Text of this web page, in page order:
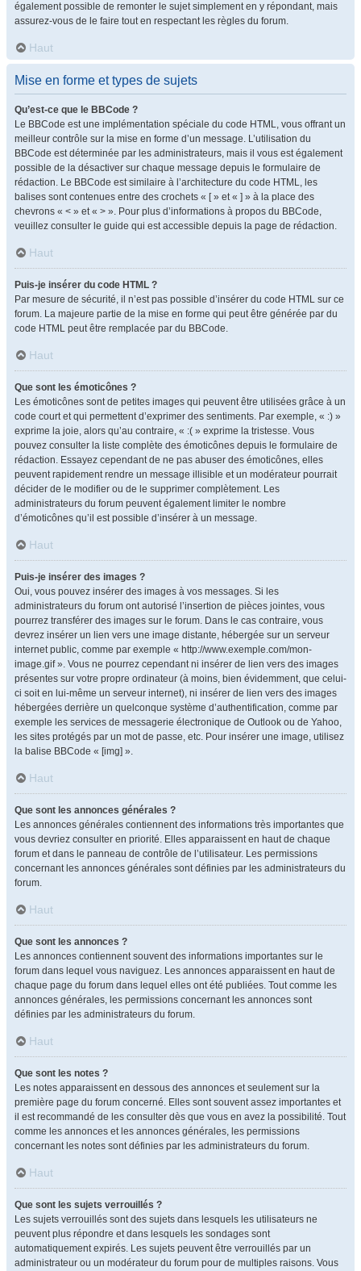
également possible de remonter le sujet simplement en y répondant, mais
assurez-vous de le faire tout en respectant les règles du forum.
Haut
Mise en forme et types de sujets
Qu’est-ce que le BBCode ?
Le BBCode est une implémentation spéciale du code HTML, vous offrant un
meilleur contrôle sur la mise en forme d’un message. L’utilisation du
BBCode est déterminée par les administrateurs, mais il vous est également
possible de la désactiver sur chaque message depuis le formulaire de
rédaction. Le BBCode est similaire à l’architecture du code HTML, les
balises sont contenues entre des crochets « [ » et « ] » à la place des
chevrons « < » et « > ». Pour plus d’informations à propos du BBCode,
veuillez consulter le guide qui est accessible depuis la page de rédaction.
Haut
Puis-je insérer du code HTML ?
Par mesure de sécurité, il n’est pas possible d’insérer du code HTML sur ce
forum. La majeure partie de la mise en forme qui peut être générée par du
code HTML peut être remplacée par du BBCode.
Haut
Que sont les émoticônes ?
Les émoticônes sont de petites images qui peuvent être utilisées grâce à un
code court et qui permettent d’exprimer des sentiments. Par exemple, « :) »
exprime la joie, alors qu’au contraire, « :( » exprime la tristesse. Vous
pouvez consulter la liste complète des émoticônes depuis le formulaire de
rédaction. Essayez cependant de ne pas abuser des émoticônes, elles
peuvent rapidement rendre un message illisible et un modérateur pourrait
décider de le modifier ou de le supprimer complètement. Les
administrateurs du forum peuvent également limiter le nombre
d’émoticônes qu’il est possible d’insérer à un message.
Haut
Puis-je insérer des images ?
Oui, vous pouvez insérer des images à vos messages. Si les
administrateurs du forum ont autorisé l’insertion de pièces jointes, vous
pourrez transférer des images sur le forum. Dans le cas contraire, vous
devrez insérer un lien vers une image distante, hébergée sur un serveur
internet public, comme par exemple « http://www.exemple.com/mon-
image.gif ». Vous ne pourrez cependant ni insérer de lien vers des images
présentes sur votre propre ordinateur (à moins, bien évidemment, que celui-
ci soit en lui-même un serveur internet), ni insérer de lien vers des images
hébergées derrière un quelconque système d’authentification, comme par
exemple les services de messagerie électronique de Outlook ou de Yahoo,
les sites protégés par un mot de passe, etc. Pour insérer une image, utilisez
la balise BBCode « [img] ».
Haut
Que sont les annonces générales ?
Les annonces générales contiennent des informations très importantes que
vous devriez consulter en priorité. Elles apparaissent en haut de chaque
forum et dans le panneau de contrôle de l’utilisateur. Les permissions
concernant les annonces générales sont définies par les administrateurs du
forum.
Haut
Que sont les annonces ?
Les annonces contiennent souvent des informations importantes sur le
forum dans lequel vous naviguez. Les annonces apparaissent en haut de
chaque page du forum dans lequel elles ont été publiées. Tout comme les
annonces générales, les permissions concernant les annonces sont
définies par les administrateurs du forum.
Haut
Que sont les notes ?
Les notes apparaissent en dessous des annonces et seulement sur la
première page du forum concerné. Elles sont souvent assez importantes et
il est recommandé de les consulter dès que vous en avez la possibilité. Tout
comme les annonces et les annonces générales, les permissions
concernant les notes sont définies par les administrateurs du forum.
Haut
Que sont les sujets verrouillés ?
Les sujets verrouillés sont des sujets dans lesquels les utilisateurs ne
peuvent plus répondre et dans lesquels les sondages sont
automatiquement expirés. Les sujets peuvent être verrouillés par un
administrateur ou un modérateur du forum pour de multiples raisons. Vous